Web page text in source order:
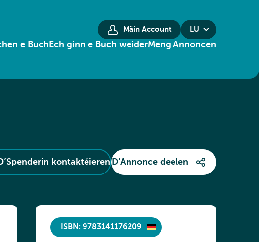
Mäin Account LU
e Buch Ech ginn e Buch weiderMeng Annoncen
kontaktéieren D’Annonce deelen
ISBN: 9783141176209